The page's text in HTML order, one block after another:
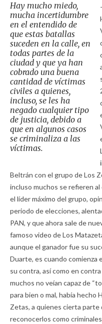
Hay mucho miedo,
mucha incertidumbre
en el entendido de
que estas batallas
suceden en la calle, en
todas partes de la
ciudad y que ya han
cobrado una buena
cantidad de víctimas
civiles a quienes,
incluso, se les ha
negado cualquier tipo
de justicia, debido a
que en algunos casos
se criminaliza a las
víctimas.
Beltrán con el grupo de Los
incluso muchos se refieren
el líder máximo del grupo,
periodo de elecciones,
PAN, y que ahora sale de
famoso video de Los
aunque el ganador fue su
Duarte, es cuando comienza
su contra, así como en
muchos no veían capaz de
para bien o mal, había hecho
Zetas, a quienes cierta parte
reconocerlos como